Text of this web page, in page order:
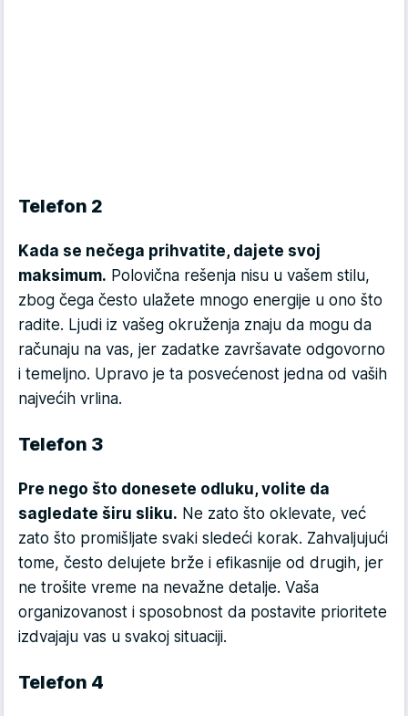
Telefon 2
Kada se nečega prihvatite, dajete svoj
maksimum. Polovična rešenja nisu u vašem stilu,
zbog čega često ulažete mnogo energije u ono što
radite. Ljudi iz vašeg okruženja znaju da mogu da
računaju na vas, jer zadatke završavate odgovorno
i temeljno. Upravo je ta posvećenost jedna od vaših
najvećih vrlina.
Telefon 3
Pre nego što donesete odluku, volite da
sagledate širu sliku. Ne zato što oklevate, već
zato što promišljate svaki sledeći korak. Zahvaljujući
tome, često delujete brže i efikasnije od drugih, jer
ne trošite vreme na nevažne detalje. Vaša
organizovanost i sposobnost da postavite prioritete
izdvajaju vas u svakoj situaciji.
Telefon 4